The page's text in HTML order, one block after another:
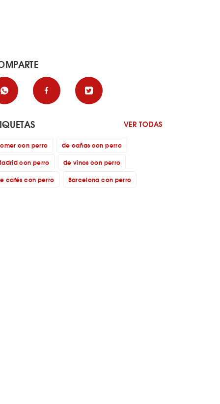
VER TODAS
con perro
de cañas con perro
con perro
de vinos con perro
cafés con perro
Barcelona con perro